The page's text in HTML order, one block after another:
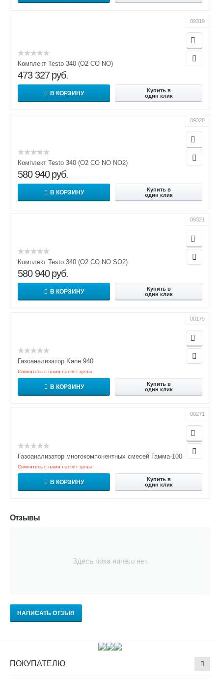
09319
Комплект Testo 340 (O2 CO NO)
473 327 руб.
В КОРЗИНУ
Купить в
один клик
09320
Комплект Testo 340 (O2 CO NO NO2)
580 940 руб.
В КОРЗИНУ
Купить в
один клик
09321
Комплект Testo 340 (O2 CO NO SO2)
580 940 руб.
В КОРЗИНУ
Купить в
один клик
00179
Газоанализатор Kane 940
Свяжитесь с нами насчёт цены
В КОРЗИНУ
Купить в
один клик
00271
Газоанализатор многокомпонентных смесей Гамма-100
Свяжитесь с нами насчёт цены
В КОРЗИНУ
Купить в
один клик
Отзывы
Здесь пока ничего нет
НАПИСАТЬ ОТЗЫВ
ПОКУПАТЕЛЮ